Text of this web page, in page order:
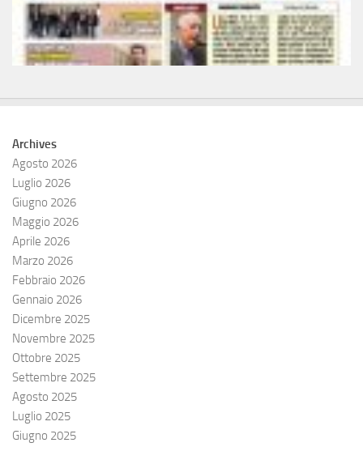
Archives
Agosto 2026
Luglio 2026
Giugno 2026
Maggio 2026
Aprile 2026
Marzo 2026
Febbraio 2026
Gennaio 2026
Dicembre 2025
Novembre 2025
Ottobre 2025
Settembre 2025
Agosto 2025
Luglio 2025
Giugno 2025